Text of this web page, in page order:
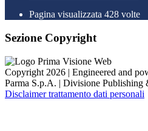
Pagina visualizzata 428 volte
Sezione Copyright
Copyright 2026 | Engineered and
Parma S.p.A. | Divisione Publishing
Disclaimer trattamento dati personali